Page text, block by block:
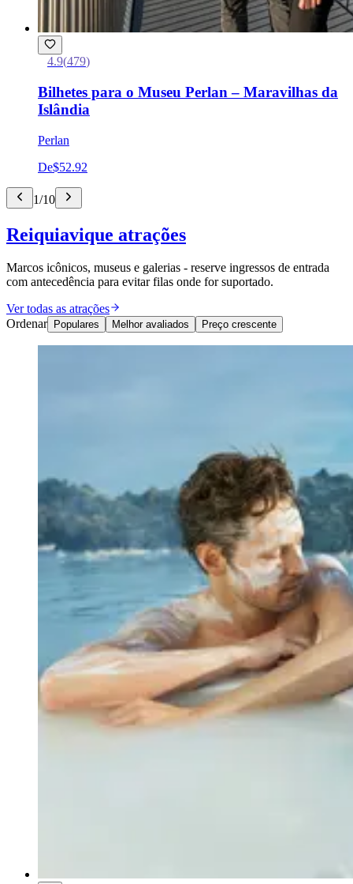
4.9(479)
Bilhetes para o Museu Perlan – Maravilhas da
Islândia
Perlan
De$52.92
1/10
Reiquiavique atrações
Marcos icônicos, museus e galerias - reserve ingressos de entrada
com antecedência para evitar filas onde for suportado.
Ver todas as atrações
Ordenar
Populares Melhor avaliados Preço crescente